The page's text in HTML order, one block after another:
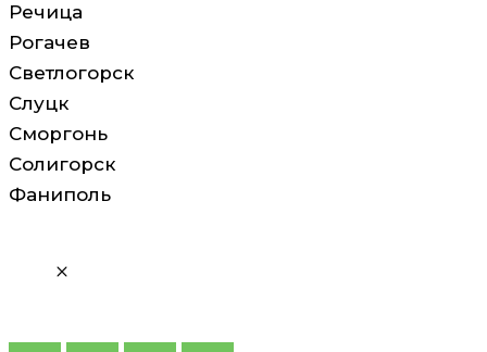
Речица
Рогачев
Светлогорск
Слуцк
Сморгонь
Солигорск
Фаниполь